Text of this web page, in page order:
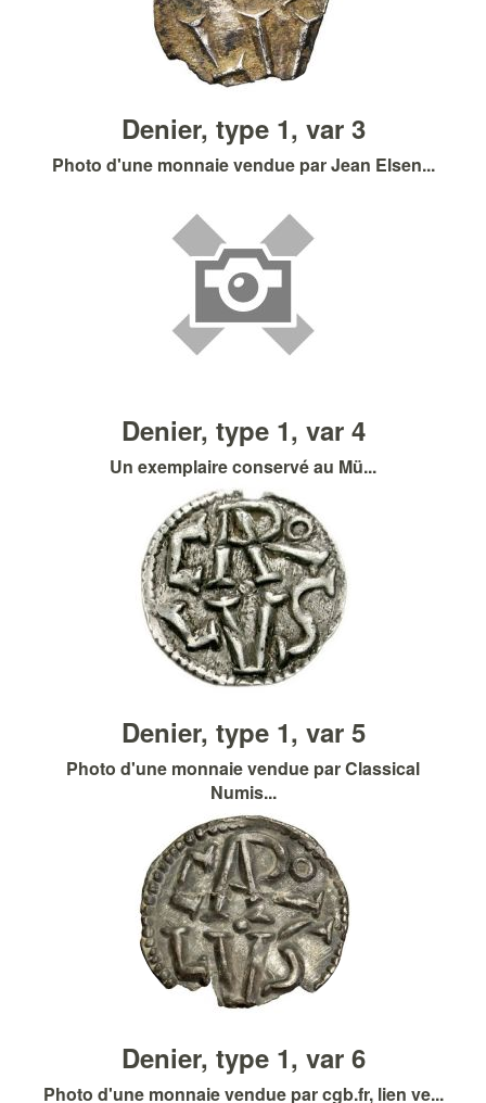
Denier, type 1, var 3
Photo d'une monnaie vendue par Jean Elsen...
Denier, type 1, var 4
Un exemplaire conservé au Mü...
Denier, type 1, var 5
Photo d'une monnaie vendue par Classical
Numis...
Denier, type 1, var 6
Photo d'une monnaie vendue par cgb.fr, lien ve...